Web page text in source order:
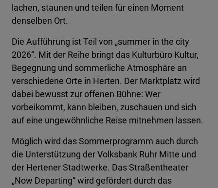
lachen, staunen und teilen für einen Moment
denselben Ort.
Die Aufführung ist Teil von „summer in the city
2026“. Mit der Reihe bringt das Kulturbüro Kultur,
Begegnung und sommerliche Atmosphäre an
verschiedene Orte in Herten. Der Marktplatz wird
dabei bewusst zur offenen Bühne: Wer
vorbeikommt, kann bleiben, zuschauen und sich
auf eine ungewöhnliche Reise mitnehmen lassen.
Möglich wird das Sommerprogramm auch durch
die Unterstützung der Volksbank Ruhr Mitte und
der Hertener Stadtwerke. Das Straßentheater
„Now Departing“ wird gefördert durch das